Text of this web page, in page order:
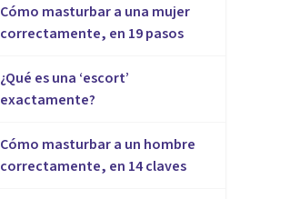
Cómo masturbar a una mujer
correctamente, en 19 pasos
¿Qué es una ‘escort’
exactamente?
Cómo masturbar a un hombre
correctamente, en 14 claves